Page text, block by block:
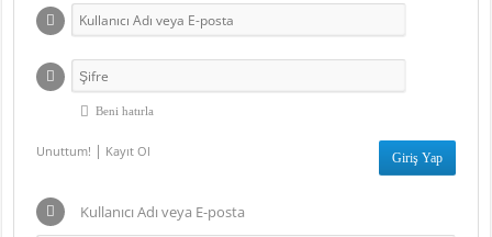
Beni hatırla
Unuttum! | Kayıt Ol
Kullanıcı Adı veya E-posta